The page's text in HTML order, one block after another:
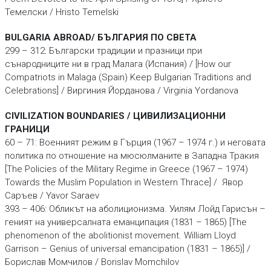
Темелски / Hristo Temelski
BULGARIA ABROAD/ БЪЛГАРИЯ ПО СВЕТА
299 – 312: Български традиции и празници при
сънародниците ни в град Малага (Испания) / [How our
Compatriots in Malaga (Spain) Keep Bulgarian Traditions and
Celebrations] / Виргиния Йорданова / Virginia Yordanova
CIVILIZATION BOUNDARIES / ЦИВИЛИЗАЦИОННИ
ГРАНИЦИ
60 – 71: Военният режим в Гърция (1967 – 1974 г.) и неговата
политика по отношение на мюсюлманите в Западна Тракия
[The Policies of the Military Regime in Greece (1967 – 1974)
Towards the Muslim Population in Western Thrace] / Явор
Саръев / Yavor Saraev
393 – 406: Обликът на аболиционизма. Уилям Лойд Гарисън –
геният на универсалната еманципация (1831 – 1865) [The
phenomenon of the abolitionist movement. William Lloyd
Garrison – Genius of universal emancipation (1831 – 1865)] /
Борислав Момчилов / Borislav Momchilov